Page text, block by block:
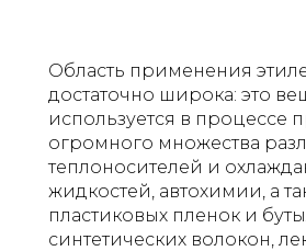
Область применения
достаточно широка: это
используется в процессе
огромного множества
теплоносителей и
жидкостей, автохимии, а
пластиковых пленок и
синтетических волокон,